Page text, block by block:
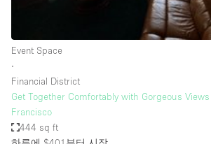
Unique Space
Event Space
∙
Financial District
Get Together Comfortably with Gorgeous
Francisco
444 sq ft